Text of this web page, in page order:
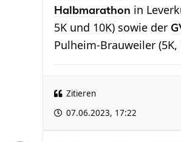
Halbmarathon in
5K und 10K) sowie der
Pulheim-Brauweiler (5K,
Zitieren
07.06.2023, 17:22